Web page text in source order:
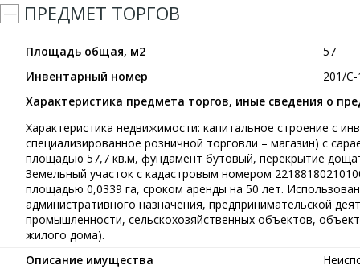
ПРЕДМЕТ ТОРГОВ
Площадь общая, м2
57
Инвентарный номер
201/
Характеристика предмета торгов, иные сведения о
Характеристика недвижимости: капитальное строение с
специализированное розничной торговли – магазин) с
площадью 57,7 кв.м, фундамент бутовый, перекрытие
Земельный участок с кадастровым номером
площадью 0,0339 га, сроком аренды на 50 лет.
административного назначения, предпринимательской
промышленности, сельскохозяйственных объектов,
жилого дома).
Описание имущества